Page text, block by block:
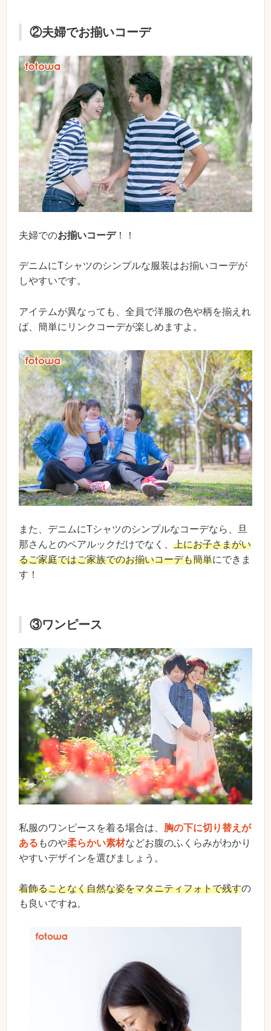
②夫婦でお揃いコーデ
夫婦でのお揃いコーデ！！
デニムにTシャツのシンプルな服装はお揃いコーデが
しやすいです。
アイテムが異なっても、全員で洋服の色や柄を揃えれ
ば、簡単にリンクコーデが楽しめますよ。
また、デニムにTシャツのシンプルなコーデなら、旦
那さんとのペアルックだけでなく、 上にお子さまがい
るご家庭ではご家族でのお揃いコーデも簡単にできま
す！
③ワンピース
私服のワンピースを着る場合は、 胸の下に切り替えが
ある ものや柔らかい素材などお腹のふくらみがわかり
やすいデザインを選びましょう。
着飾ることなく自然な姿をマタニティフォトで残すの
も良いですね。